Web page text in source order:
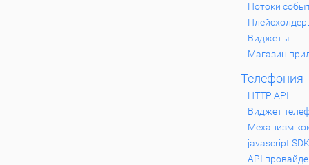
Потоки
Виджеты
Магазин
Телефония
HTTP API
Виджет
Механизм
javascript
API